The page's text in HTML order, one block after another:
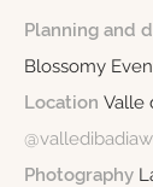
Planning and
Blossomy
Location Valle
Photography